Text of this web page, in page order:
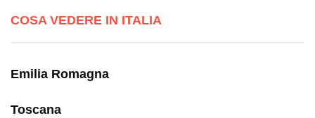
COSA VEDERE IN ITALIA
Emilia Romagna
Toscana